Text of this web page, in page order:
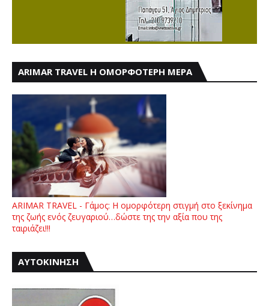
ARIMAR TRAVEL Η ΟΜΟΡΦΟΤΕΡΗ ΜΕΡΑ
ARIMAR TRAVEL - Γάμος: Η ομορφότερη στιγμή στο ξεκίνημα
της ζωής ενός ζευγαριού…δώστε της την αξία που της
ταιριάζει!!!
ΑΥΤΟΚΙΝΗΣΗ